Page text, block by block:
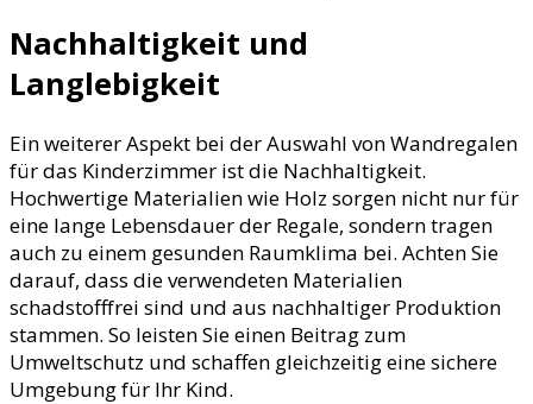
Nachhaltigkeit und
Langlebigkeit
Ein weiterer Aspekt bei der Auswahl von Wandregalen
für das Kinderzimmer ist die Nachhaltigkeit.
Hochwertige Materialien wie Holz sorgen nicht nur für
eine lange Lebensdauer der Regale, sondern tragen
auch zu einem gesunden Raumklima bei. Achten Sie
darauf, dass die verwendeten Materialien
schadstofffrei sind und aus nachhaltiger Produktion
stammen. So leisten Sie einen Beitrag zum
Umweltschutz und schaffen gleichzeitig eine sichere
Umgebung für Ihr Kind.